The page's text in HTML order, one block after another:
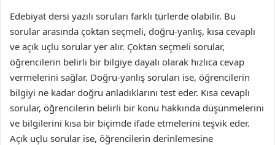
Edebiyat dersi yazılı soruları farklı türlerde olabilir. Bu
sorular arasında çoktan seçmeli, doğru-yanlış, kısa cevaplı
ve açık uçlu sorular yer alır. Çoktan seçmeli sorular,
öğrencilerin belirli bir bilgiye dayalı olarak hızlıca cevap
vermelerini sağlar. Doğru-yanlış soruları ise, öğrencilerin
bilgiyi ne kadar doğru anladıklarını test eder. Kısa cevaplı
sorular, öğrencilerin belirli bir konu hakkında düşünmelerini
ve bilgilerini kısa bir biçimde ifade etmelerini teşvik eder.
Açık uçlu sorular ise, öğrencilerin derinlemesine